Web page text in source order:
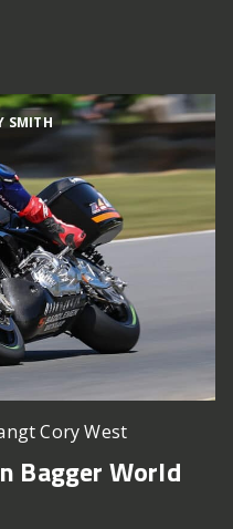
SMITH
Cory West
Bagger World